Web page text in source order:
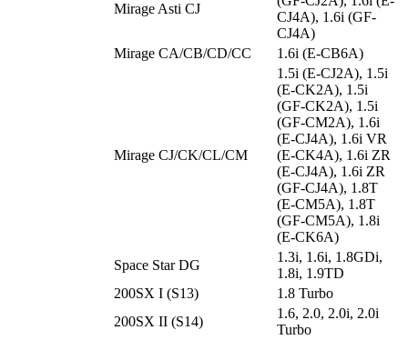
Mirage Asti CJ
CJ4A), 1.6i (GF-
CJ4A)
Mirage CA/CB/CD/CC
1.6i (E-CB6A)
Mirage CJ/CK/CL/CM
1.5i (E-CJ2A), 1.5i
(E-CK2A), 1.5i
(GF-CK2A), 1.5i
(GF-CM2A), 1.6i
(E-CJ4A), 1.6i VR
(E-CK4A), 1.6i ZR
(E-CJ4A), 1.6i ZR
(GF-CJ4A), 1.8T
(E-CM5A), 1.8T
(GF-CM5A), 1.8i
(E-CK6A)
Space Star DG
1.3i, 1.6i, 1.8GDi,
1.8i, 1.9TD
200SX I (S13)
1.8 Turbo
200SX II (S14)
1.6, 2.0, 2.0i, 2.0i
Turbo